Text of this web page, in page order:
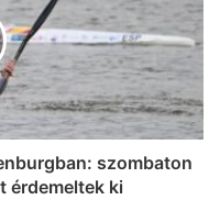
szombaton
érdemeltek ki